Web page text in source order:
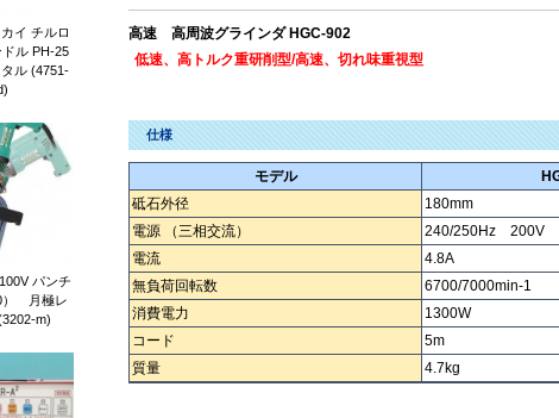
イ チルロ
ル PH-25
ル (4751-
パンチ
） 月極レ
m)
高速 高周波グラインダ HGC-902
低速、高トルク重研削型/高速、切れ味重視型
仕様
モデル
砥石外径
180mm
電源 （三相交流）
240/250Hz 200V
電流
4.8A
無負荷回転数
6700/7000min-1
消費電力
1300W
コード
5m
質量
4.7kg